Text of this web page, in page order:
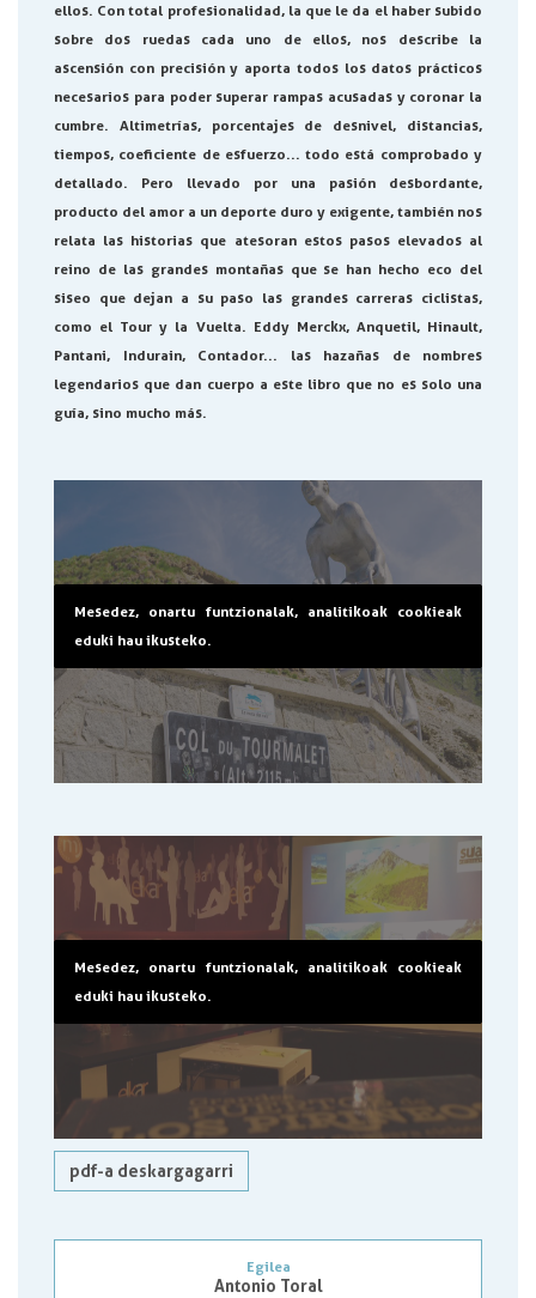
ellos. Con total profesionalidad, la que le da el haber subido
sobre dos ruedas cada uno de ellos, nos describe la
ascensión con precisión y aporta todos los datos prácticos
necesarios para poder superar rampas acusadas y coronar la
cumbre. Altimetrías, porcentajes de desnivel, distancias,
tiempos, coeficiente de esfuerzo... todo está comprobado y
detallado. Pero llevado por una pasión desbordante,
producto del amor a un deporte duro y exigente, también nos
relata las historias que atesoran estos pasos elevados al
reino de las grandes montañas que se han hecho eco del
siseo que dejan a su paso las grandes carreras ciclistas,
como el Tour y la Vuelta. Eddy Merckx, Anquetil, Hinault,
Pantani, Indurain, Contador... las hazañas de nombres
legendarios que dan cuerpo a este libro que no es solo una
guía, sino mucho más.
Mesedez, onartu funtzionalak, analitikoak cookieak
eduki hau ikusteko.
Mesedez, onartu funtzionalak, analitikoak cookieak
eduki hau ikusteko.
pdf-a deskargagarri
Egilea
Antonio Toral